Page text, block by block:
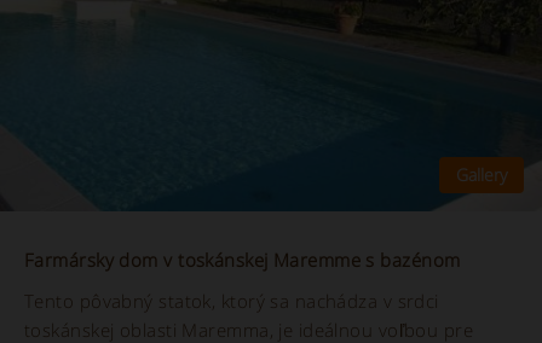
Farmársky dom v toskánskej Maremme s bazénom
Tento pôvabný statok, ktorý sa nachádza v srdci
toskánskej oblasti Maremma, je ideálnou voľbou pre